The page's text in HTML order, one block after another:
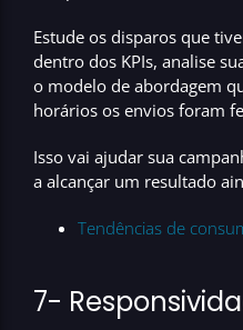
Estude os disparos que
dentro dos KPIs, analise
o modelo de abordagem
horários os envios foram
Isso vai ajudar sua
a alcançar um resultado
Tendências de
7-